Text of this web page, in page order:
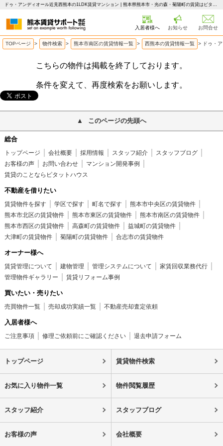
ドゥ・アンディオール近見西熊本の1LDK賃貸マンション | 熊本県熊本市・光の森・菊陽町の賃貸はピタットハウス 熊本賃貸サポート
入居者様へ お知らせ お問合せ
TOPページ > 物件検索 > 熊本市南区の賃貸情報一覧 > 西熊本の賃貸情報一覧 > ドゥ・
こちらの物件は掲載を終了しております。
条件を変えて、再度検索をお願いします。
このページの先頭へ
総合
トップページ 会社概要 採用情報 スタッフ紹介
スタッフブログ
お客様の声
お問い合わせ
マンション開発事例
賃貸のことならピタットハウス
不動産を借りたい
賃貸物件を探す 学区で探す 町名で探す
熊本市中央区の賃貸物件
熊本市北区の賃貸物件
熊本市東区の賃貸物件
熊本市南区の賃貸物件
熊本市西区の賃貸物件
高森町の賃貸物件
益城町の賃貸物件
大津町の賃貸物件
菊陽町の賃貸物件 合志市の賃貸物件
オーナー様へ
賃貸管理について 建物管理 管理システムについて
家賃回収業務代行
管理物件ギャラリー
賃貸リフォーム事例
買いたい・売りたい
売買物件一覧 売却成功実績一覧 不動産売却査定依頼
入居者様へ
ご注意事項 修理ご依頼前にご確認ください 退去申請フォーム
トップページ 賃貸物件検索
お気に入り物件一覧 物件閲覧履歴
スタッフ紹介 スタッフブログ
お客様の声 会社概要